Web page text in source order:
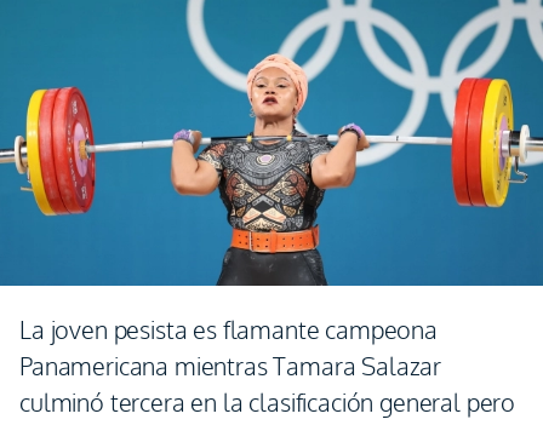
La joven pesista es flamante campeona
Panamericana mientras Tamara Salazar
culminó tercera en la clasificación general pero